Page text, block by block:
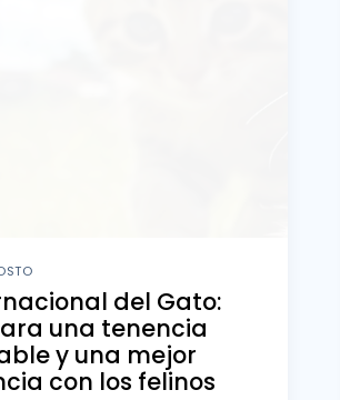
del Gato:
una tenencia
y una mejor
con los felinos